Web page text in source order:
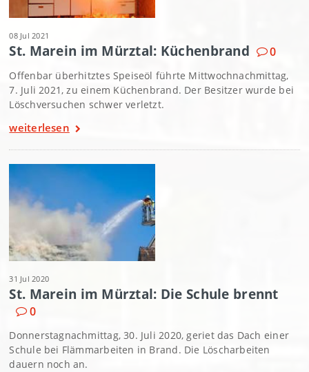
08 Jul 2021
St. Marein im Mürztal: Küchenbrand 0
Offenbar überhitztes Speiseöl führte Mittwochnachmittag,
7. Juli 2021, zu einem Küchenbrand. Der Besitzer wurde bei
Löschversuchen schwer verletzt.
weiterlesen
31 Jul 2020
St. Marein im Mürztal: Die Schule brennt
0
Donnerstagnachmittag, 30. Juli 2020, geriet das Dach einer
Schule bei Flämmarbeiten in Brand. Die Löscharbeiten
dauern noch an.